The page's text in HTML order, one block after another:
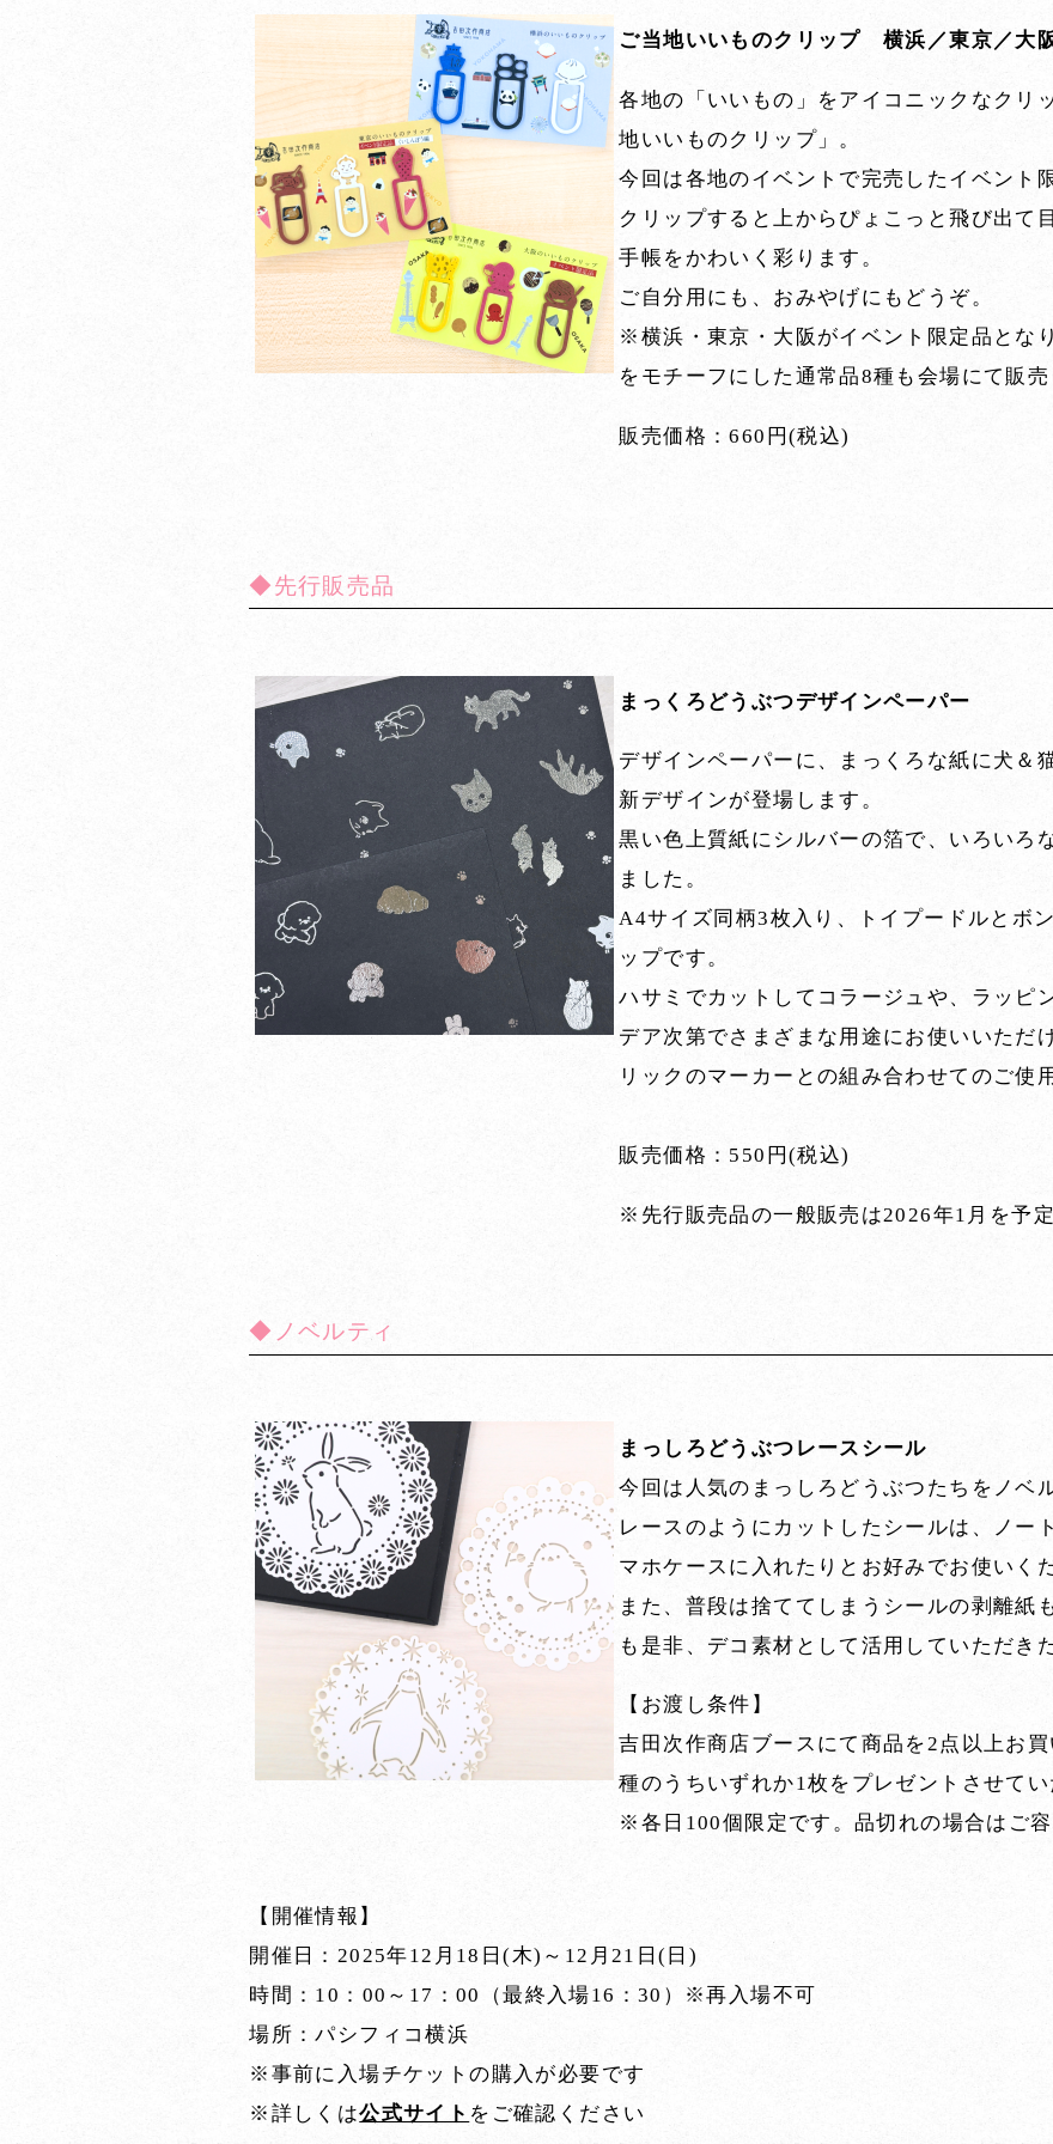
ご当地いいものクリップ 横浜／東京／大
各地の「いいもの」をアイコニックなクリ
地いいものクリップ」。
今回は各地のイベントで完売したイベント
クリップすると上からぴょこっと飛び出て
手帳をかわいく彩ります。
ご自分用にも、おみやげにもどうぞ。
※横浜・東京・大阪がイベント限定品とな
をモチーフにした通常品8種も会場にて販売
販売価格：660円(税込)
◆先行販売品
まっくろどうぶつデザインペーパー
デザインペーパーに、まっくろな紙に犬＆
新デザインが登場します。
黒い色上質紙にシルバーの箔で、いろいろ
ました。
A4サイズ同柄3枚入り、トイプードルとボ
ップです。
ハサミでカットしてコラージュや、ラッピ
デア次第でさまざまな用途にお使いいただ
リックのマーカーとの組み合わせてのご使
販売価格：550円(税込)
※先行販売品の一般販売は2026年1月を予定
◆ノベルティ
まっしろどうぶつレースシール
今回は人気のまっしろどうぶつたちをノベ
レースのようにカットしたシールは、ノー
マホケースに入れたりとお好みでお使いく
また、普段は捨ててしまうシールの剥離紙
も是非、デコ素材として活用していただき
【お渡し条件】
吉田次作商店ブースにて商品を2点以上お
種のうちいずれか1枚をプレゼントさせてい
※各日100個限定です。品切れの場合はご容
【開催情報】
開催日：2025年12月18日(木)～12月21日(日)
時間：10：00～17：00（最終入場16：30）※再入場不可
場所：パシフィコ横浜
※事前に入場チケットの購入が必要です
※詳しくは公式サイト をご確認ください